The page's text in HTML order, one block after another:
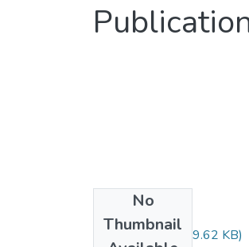
No
Thumbnail
Audiovisual.pdf(29.62 KB)